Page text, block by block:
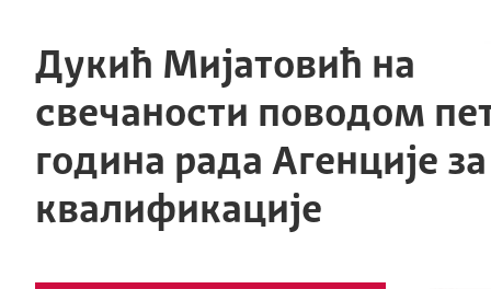
Дукић Мијатовић на
свечаности поводом
година рада Агенције за
квалификације